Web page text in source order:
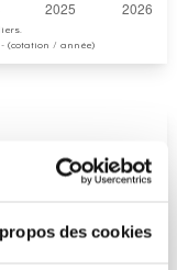
des cookies
- (cotation / année)